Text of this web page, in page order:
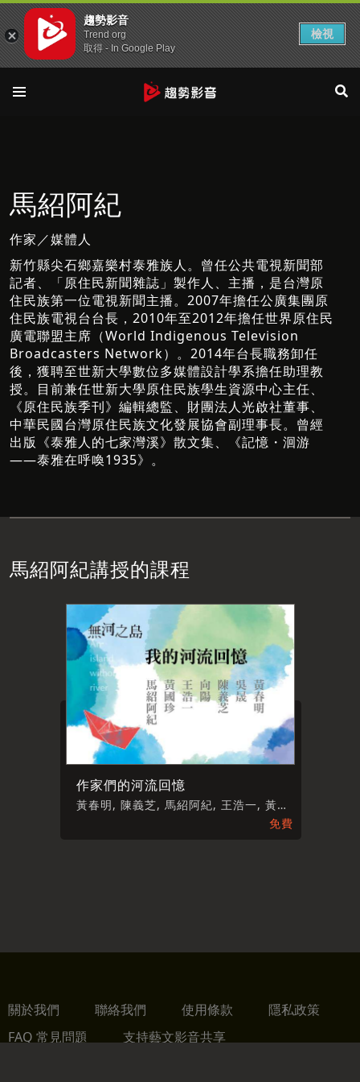
馬紹阿紀
作家／媒體人
新竹縣尖石鄉嘉樂村泰雅族人。曾任公共電視新聞部
記者、「原住民新聞雜誌」製作人、主播，是台灣原
住民族第一位電視新聞主播。2007年擔任公廣集團原
住民族電視台台長，2010年至2012年擔任世界原住民
廣電聯盟主席（World Indigenous Television
Broadcasters Network）。2014年台長職務卸任
後，獲聘至世新大學數位多媒體設計學系擔任助理教
授。目前兼任世新大學原住民族學生資源中心主任、
《原住民族季刊》編輯總監、財團法人光啟社董事、
中華民國台灣原住民族文化發展協會副理事長。曾經
出版《泰雅人的七家灣溪》散文集、《記憶・洄游
——泰雅在呼喚1935》。
馬紹阿紀講授的課程
作家們的河流回憶
黃春明, 陳義芝, 馬紹阿紀, 王浩一, 黃國珍, 吳晟, 向陽
免費
關於我們 聯絡我們 使用條款
隱私政策
FAQ 常見問題
支持藝文影音共享
趨勢影音
Trend org
取得 - In Google Play
檢視